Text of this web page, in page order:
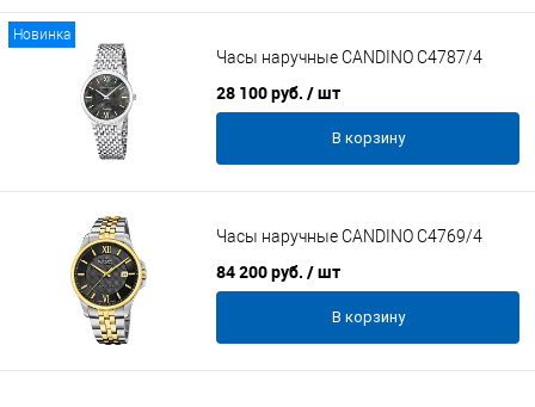
Новинка
Часы наручные CANDINO C4787/4
28 100 руб. / шт
В корзину
Часы наручные CANDINO C4769/4
84 200 руб. / шт
В корзину